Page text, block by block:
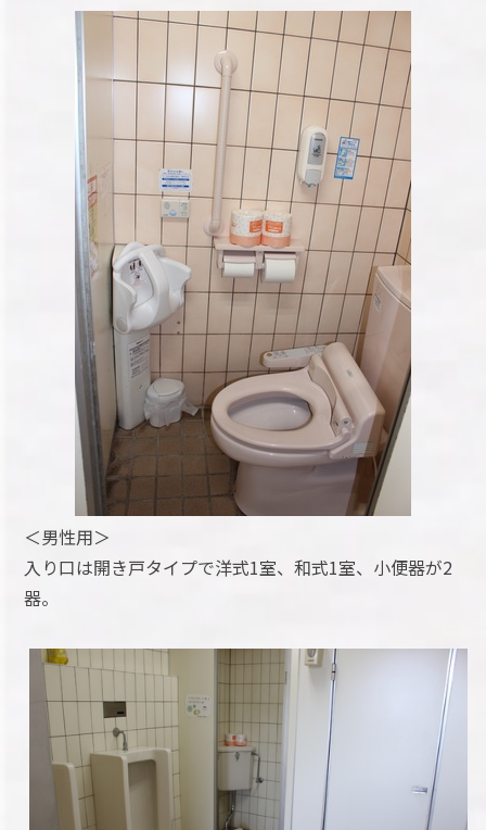
＜男性用＞
入り口は開き戸タイプで洋式1室、和式1室、小便器が2
器。